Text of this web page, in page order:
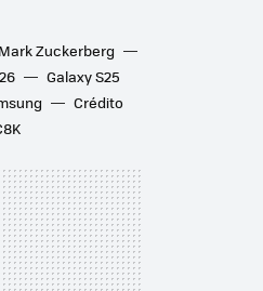
Mark Zuckerberg
Galaxy S25
Crédito